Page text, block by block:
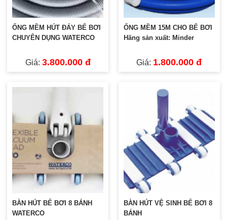
ỐNG MỀM HÚT ĐÁY BỂ BƠI
CHUYÊN DỤNG WATERCO
Giá: 3.800.000 đ
ỐNG MỀM 15M CHO BỂ BƠI
Hãng sản xuất: Minder
Giá: 1.800.000 đ
BÀN HÚT BỂ BƠI 8 BÁNH
WATERCO
BÀN HÚT VỆ SINH BỂ BƠI 8
BÁNH